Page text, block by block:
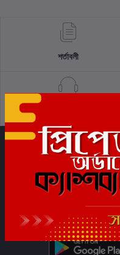
শর্তাবলী